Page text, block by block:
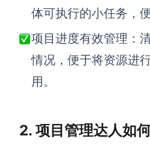
AI创作
AI生成思维导图
战略
AI生
体可执行的小任务，
项目进度有效管理 ：
情况，便于将资源进
用。
2. 项目管理达人如